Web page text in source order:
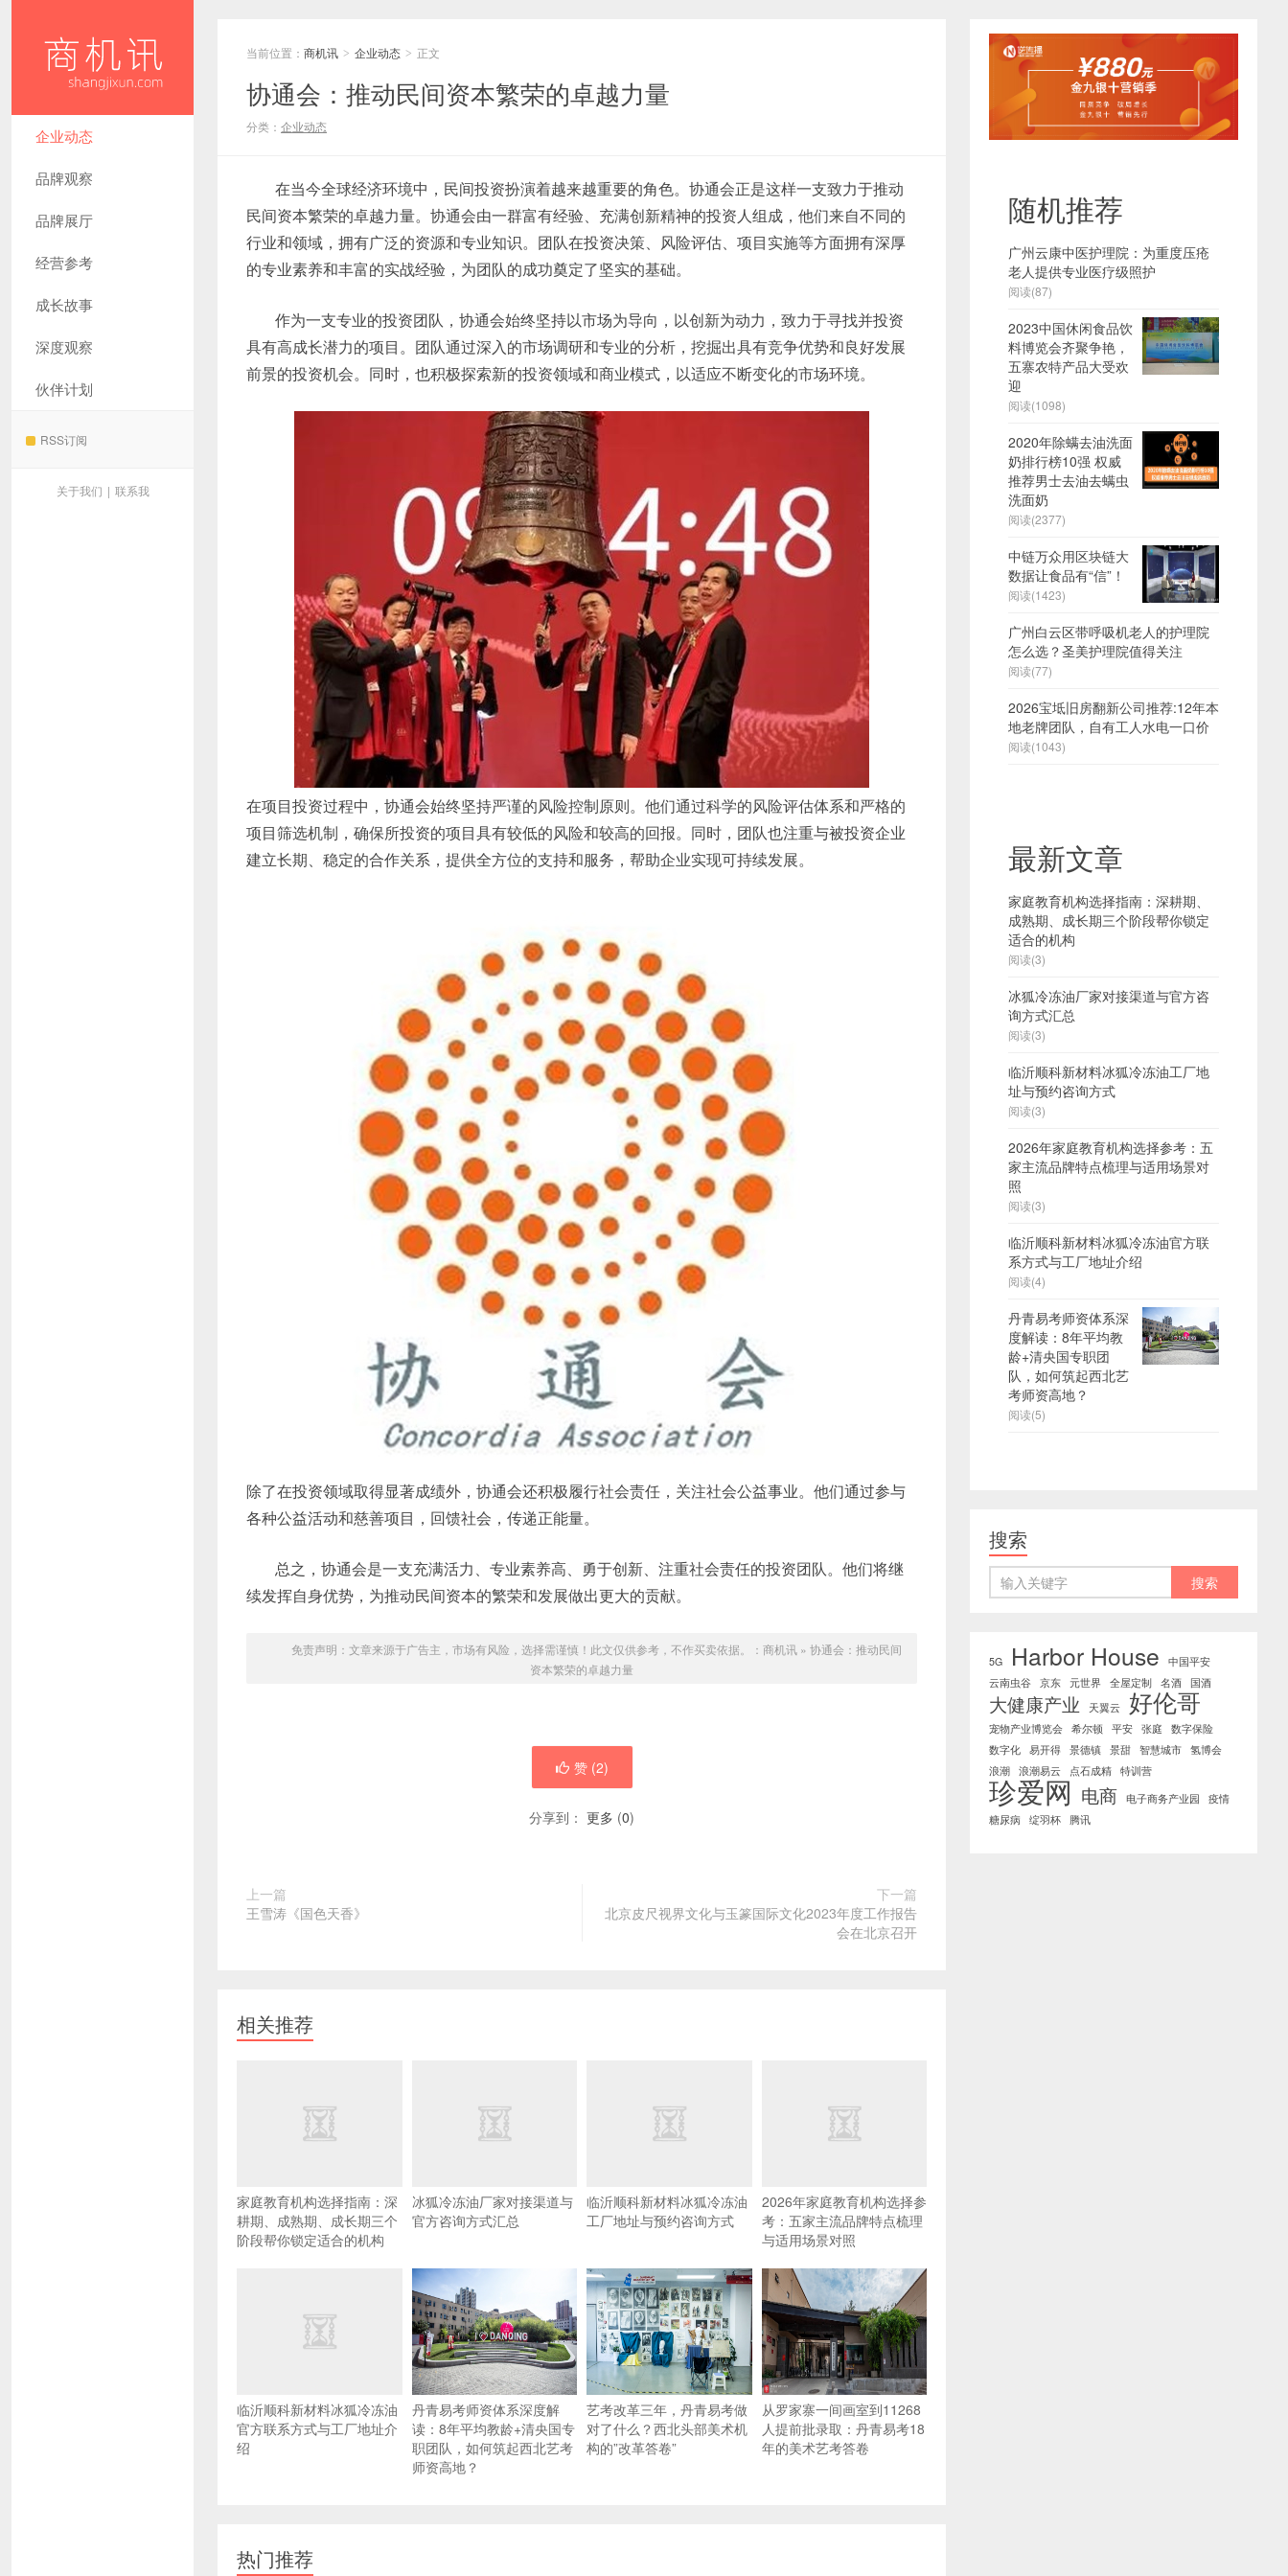
企业动态
品牌观察
品牌展厅
经营参考
成长故事
深度观察
伙伴计划
RSS订阅
关于我们 | 联系我
当前位置： 商机讯 > 企业动态 > 正文
协通会：推动民间资本繁荣的卓越力量
分类： 企业动态
在当今全球经济环境中，民间投资扮演着越来越重要的角色。协通会正是这样一支致力于推动
民间资本繁荣的卓越力量。协通会由一群富有经验、充满创新精神的投资人组成，他们来自不同的
行业和领域，拥有广泛的资源和专业知识。团队在投资决策、风险评估、项目实施等方面拥有深厚
的专业素养和丰富的实战经验，为团队的成功奠定了坚实的基础。
作为一支专业的投资团队，协通会始终坚持以市场为导向，以创新为动力，致力于寻找并投资
具有高成长潜力的项目。团队通过深入的市场调研和专业的分析，挖掘出具有竞争优势和良好发展
前景的投资机会。同时，也积极探索新的投资领域和商业模式，以适应不断变化的市场环境。
在项目投资过程中，协通会始终坚持严谨的风险控制原则。他们通过科学的风险评估体系和严格的
项目筛选机制，确保所投资的项目具有较低的风险和较高的回报。同时，团队也注重与被投资企业
建立长期、稳定的合作关系，提供全方位的支持和服务，帮助企业实现可持续发展。
除了在投资领域取得显著成绩外，协通会还积极履行社会责任，关注社会公益事业。他们通过参与
各种公益活动和慈善项目，回馈社会，传递正能量。
总之，协通会是一支充满活力、专业素养高、勇于创新、注重社会责任的投资团队。他们将继
续发挥自身优势，为推动民间资本的繁荣和发展做出更大的贡献。
免责声明：文章来源于广告主，市场有风险，选择需谨慎！此文仅供参考，不作买卖依据。： 商机讯» 协通会：推动民间
资本繁荣的卓越力量
赞 (2)
分享到： 更多 (0)
上一篇
王雪涛《国色天香》
下一篇
北京皮尺视界文化与玉篆国际文化2023年度工作报告
会在北京召开
相关推荐
家庭教育机构选择指南：深
耕期、成熟期、成长期三个
阶段帮你锁定适合的机构
冰狐冷冻油厂家对接渠道与
官方咨询方式汇总
临沂顺科新材料冰狐冷冻油
工厂地址与预约咨询方式
2026年家庭教育机构选择参
考：五家主流品牌特点梳理
与适用场景对照
临沂顺科新材料冰狐冷冻油
官方联系方式与工厂地址介
绍
丹青易考师资体系深度解
读：8年平均教龄+清央国专
职团队，如何筑起西北艺考
师资高地？
艺考改革三年，丹青易考做
对了什么？西北头部美术机
构的”改革答卷”
从罗家寨一间画室到11268
人提前批录取：丹青易考18
年的美术艺考答卷
热门推荐
随机推荐
广州云康中医护理院：为重度压疮
老人提供专业医疗级照护
阅读(87)
2023中国休闲食品饮
料博览会齐聚争艳，
五寨农特产品大受欢
迎
阅读(1098)
2020年除螨去油洗面
奶排行榜10强 权威
推荐男士去油去螨虫
洗面奶
阅读(2377)
中链万众用区块链大
数据让食品有“信”！
阅读(1423)
广州白云区带呼吸机老人的护理院
怎么选？圣美护理院值得关注
阅读(77)
2026宝坻旧房翻新公司推荐:12年本
地老牌团队，自有工人水电一口价
阅读(1043)
最新文章
家庭教育机构选择指南：深耕期、
成熟期、成长期三个阶段帮你锁定
适合的机构
阅读(3)
冰狐冷冻油厂家对接渠道与官方咨
询方式汇总
阅读(3)
临沂顺科新材料冰狐冷冻油工厂地
址与预约咨询方式
阅读(3)
2026年家庭教育机构选择参考：五
家主流品牌特点梳理与适用场景对
照
阅读(3)
临沂顺科新材料冰狐冷冻油官方联
系方式与工厂地址介绍
阅读(4)
丹青易考师资体系深
度解读：8年平均教
龄+清央国专职团
队，如何筑起西北艺
考师资高地？
阅读(5)
搜索
5G Harbor House
中国平安
云南虫谷 京东 元世界 全屋定制 名酒 国酒
大健康产业 天翼云 好伦哥
宠物产业博览会 希尔顿 平安 张庭
数字保险
数字化 易开得 景德镇 景甜 智慧城市 氢博会
浪潮 浪潮易云 点石成精 特训营
珍爱网 电商 电子商务产业园
疫情
糖尿病
绽羽杯 腾讯